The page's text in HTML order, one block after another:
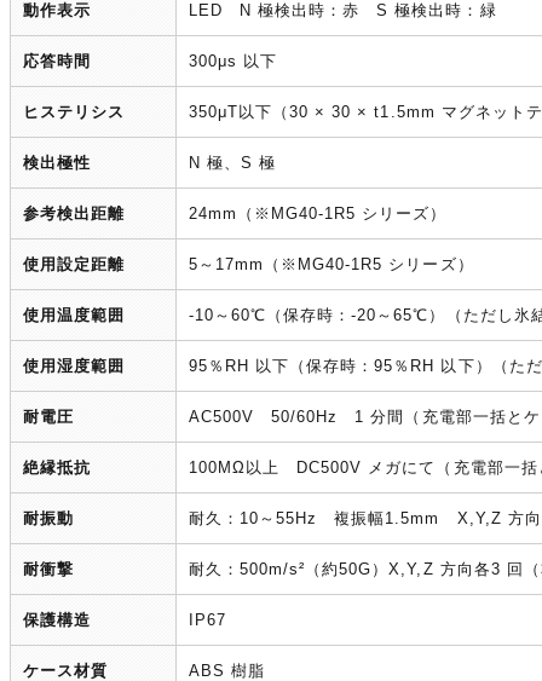
動作表示 LED N 極検出時：赤 S 極検出時：緑
応答時間 300μs 以下
ヒステリシス 350μT以下（30 × 30 × t1.5mm マグネット
検出極性 N 極、S 極
参考検出距離 24mm（※MG40-1R5 シリーズ）
使用設定距離 5～17mm（※MG40-1R5 シリーズ）
使用温度範囲 -10～60℃（保存時：-20～65℃）（ただし氷
使用湿度範囲 95％RH 以下（保存時：95％RH 以下）（た
耐電圧 AC500V 50/60Hz 1 分間（充電部一括とケ
絶縁抵抗 100MΩ以上 DC500V メガにて（充電部一括
耐振動 耐久：10～55Hz 複振幅1.5mm X,Y,Z 方向
耐衝撃 耐久：500m/s²（約50G）X,Y,Z 方向各3 回
保護構造 IP67
ケース材質 ABS 樹脂